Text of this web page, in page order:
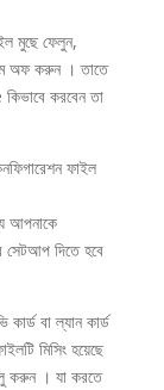
মুছে ফেলুন,
অফ করুন । তাতে
করবেন তা
ফাইল
আপনাকে
সেটআপ দিতে হবে
বা ল্যান কার্ড
মিসিং হয়েছে
করুন । যা করতে